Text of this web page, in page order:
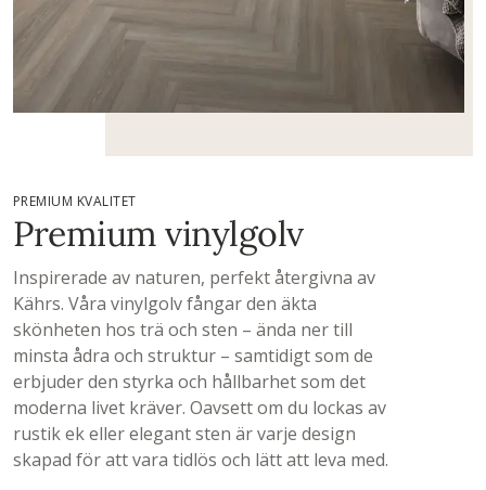
PREMIUM KVALITET
Premium vinylgolv
Inspirerade av naturen, perfekt återgivna av
Kährs. Våra vinylgolv fångar den äkta
skönheten hos trä och sten – ända ner till
minsta ådra och struktur – samtidigt som de
erbjuder den styrka och hållbarhet som det
moderna livet kräver. Oavsett om du lockas av
rustik ek eller elegant sten är varje design
skapad för att vara tidlös och lätt att leva med.